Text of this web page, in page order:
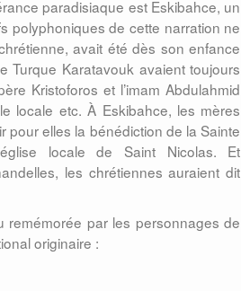
paradisiaque est Eskibahce, un
polyphoniques de cette narration ne
avait été dès son enfance
Turque Karatavouk avaient toujours
Kristoforos et l’imam Abdulahmid
locale etc. À Eskibahce, les mères
pour elles la bénédiction de la Sainte
locale de Saint Nicolas. Et
les chrétiennes auraient dit
remémorée par les personnages de
originaire :